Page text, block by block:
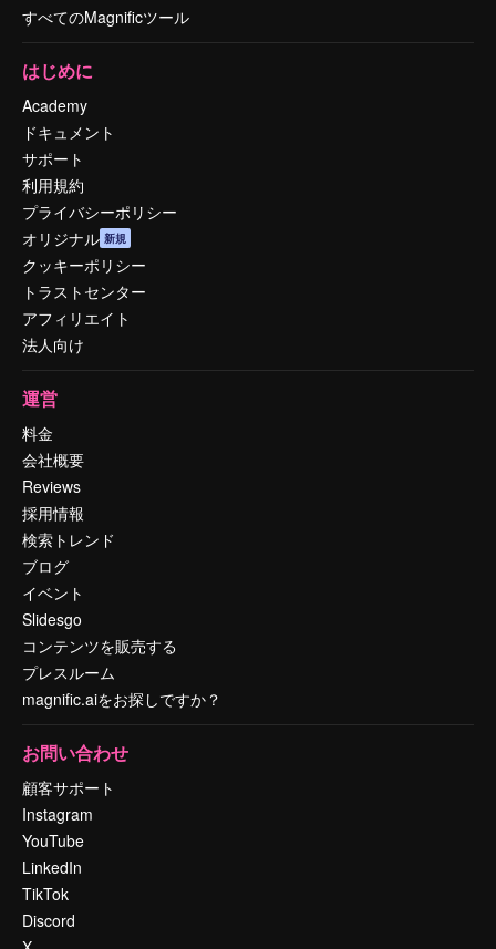
すべてのMagnificツール
はじめに
Academy
ドキュメント
サポート
利用規約
プライバシーポリシー
オリジナル 新規
クッキーポリシー
トラストセンター
アフィリエイト
法人向け
運営
料金
会社概要
Reviews
採用情報
検索トレンド
ブログ
イベント
Slidesgo
コンテンツを販売する
プレスルーム
magnific.aiをお探しですか？
お問い合わせ
顧客サポート
Instagram
YouTube
LinkedIn
TikTok
Discord